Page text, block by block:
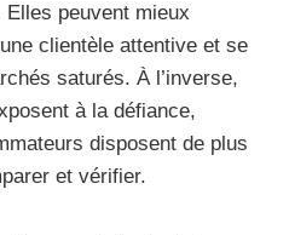
peuvent mieux
clientèle attentive et se
saturés. À l’inverse,
à la défiance,
disposent de plus
et vérifier.